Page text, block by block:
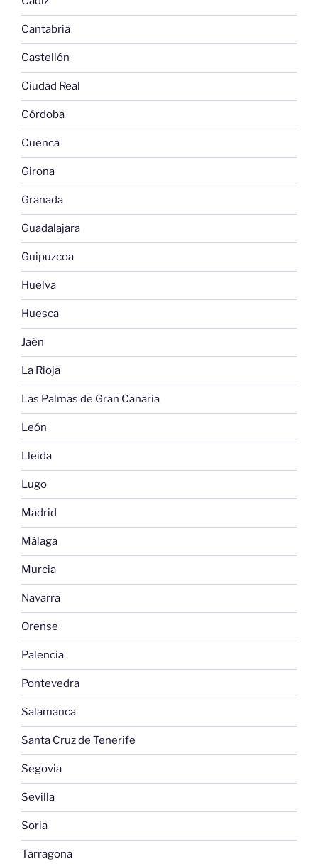
Cantabria
Castellón
Ciudad Real
Córdoba
Cuenca
Girona
Granada
Guadalajara
Guipuzcoa
Huelva
Huesca
Jaén
La Rioja
Las Palmas de Gran Canaria
León
Lleida
Lugo
Madrid
Málaga
Murcia
Navarra
Orense
Palencia
Pontevedra
Salamanca
Santa Cruz de Tenerife
Segovia
Sevilla
Soria
Tarragona